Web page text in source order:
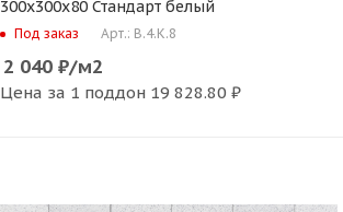
300х300х80 Стандарт белый
Под заказ Арт.: В.4.К.8
2 040 ₽/м2
Цена за 1 поддон 19 828.80 ₽